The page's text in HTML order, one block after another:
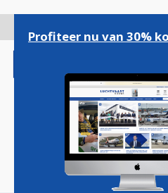
gaan
Magazine
Profiteer nu van 30%